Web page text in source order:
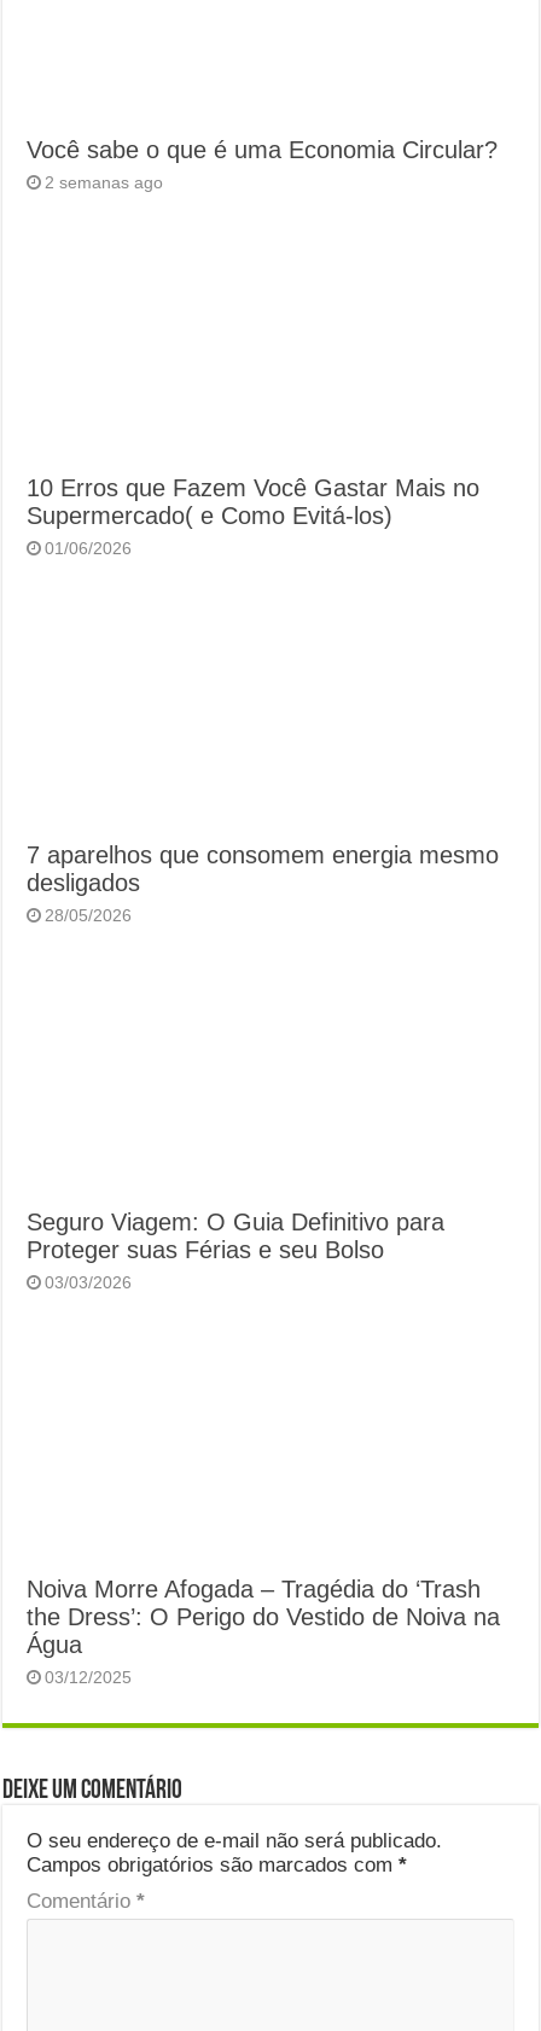
Você sabe o que é uma Economia Circular?
2 semanas ago
10 Erros que Fazem Você Gastar Mais no
Supermercado( e Como Evitá-los)
01/06/2026
7 aparelhos que consomem energia mesmo
desligados
28/05/2026
Seguro Viagem: O Guia Definitivo para
Proteger suas Férias e seu Bolso
03/03/2026
Noiva Morre Afogada – Tragédia do ‘Trash
the Dress’: O Perigo do Vestido de Noiva na
Água
03/12/2025
Deixe um comentário
O seu endereço de e-mail não será publicado.
Campos obrigatórios são marcados com*
Comentário*